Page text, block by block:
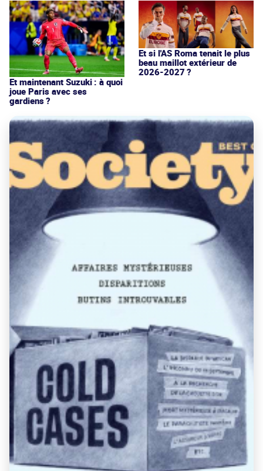
Et maintenant Suzuki : à quoi
joue Paris avec ses
gardiens ?
Et si l'AS Roma tenait le plus
beau maillot extérieur de
2026-2027 ?